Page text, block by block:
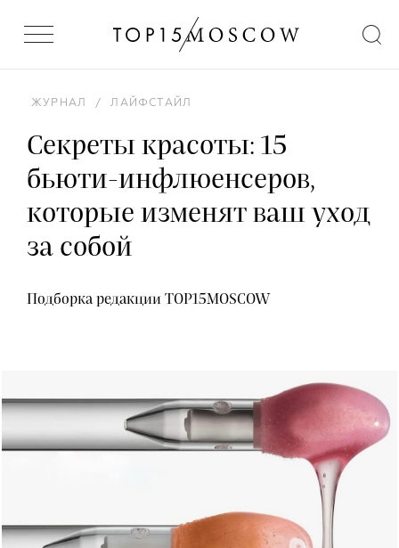
ЖУРНАЛ / ЛАЙФСТАЙЛ
Секреты красоты: 15
бьюти-инфлюенсеров,
которые изменят ваш уход
за собой
Подборка редакции TOP15MOSCOW